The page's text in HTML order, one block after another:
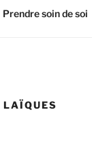
Prendre soin de soi
LAÏQUES